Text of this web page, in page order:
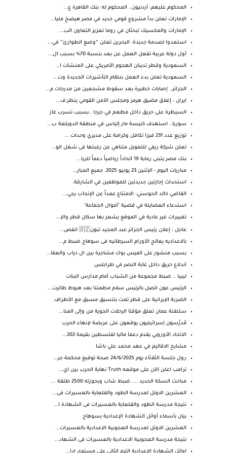
المحكوم عليهم: أردنيون.. المحكوم له: بنك القاهرة ع...
الإمارات تعلن بدأ مشروع قومي جديد في مصر هيضخ مليا...
الإمارات والمكسيك تبحثان في روما تعزيز التعاون الب...
استعدوا لصدمة جديدة: البحرين تعلن “وضع الطوارئ” في...
أول دولة عربية تفعل العمل عن بعد بنسبة 70% بسبب ال...
السعودية وقطر تدينان الهجوم الأمريكي على المنشآت ا...
السعودية تعلن بدء العمل بنظام التأشيرات الجديدة وت...
الجزائر.. إصابات خطيرة بعد سقوط مشجعين من مدرجات م...
ايران : إغلاق مضيق هرمز ومجلس الأمن القومي ينظر ف...
السيطرة على حريق داخل مطعم في جرجا ..بسبب تسرب غاز
سوريا.. استهدف كنيسة مار إلياس في منطقة الدويلعة ب...
توزيع عدد 231 فيزا تكافل وكرامة على مديري وحدات ...
تعلن شركة ريفي للتمويل متناهي عن رغبتها فى شغل الو...
بنك مصر يتبنى رعاية 19 اتحاداً رياضياً دعماً للريا...
مباريات اليوم - الإثنين 23 يونيو 2025. جميع المبار...
استحداث إجازتين جديدتين للموظفين في الشارقة.
القاضي خالد الحوسني: الامتناع عمداً عن الإنجاب يجي...
استدعاء العضايلة في قضية "أموال الجماعة"
تغييرات غير عادية في الموقع يشعر بها سكان قطر والإ...
عاجل : إعلان رئيس الجزائر عبد المجيد تبون🇩🇿 انفص...
بالاعداديه يعالج الأورام السرطانيه فى سوهاج ضبط م...
بسبب منشور على الفيس بوك مشاجرة بين ال دياب والعقا...
اندلاع حريق داخل غابة النصر في طرابلس
ليبيا .. ضبط مجموعة من الشباب أمام مدارس البنات
الرئيس عون اتصل بالرئيس سلام مطمئنا بعد هبوط طائرت...
الضربة الإيرانية على قطر تمت بتنسيق مسبق مع الأطراف
سلطنة عمان تعلق مؤقتا الرحلات الجوية من وإلى المنا...
مُدرِّسون إسرائيليون يوقعون على عريضة لإنهاء الحرب
الاتحاد الأوروبي يقدم دعما ماليا لفلسطين بقيمة 202...
مشايخ الاقاليم في عهد محمد علي باشا
رول جلسة الثلاثاء يوم 24/6/2025 صحة توقيع محكمة جر...
ترامب اعلن الآن على موقعه Truth نهاية الحرب بين اي...
مباحث السكة الحديد .... ضبط شاب وبحوزته 2500 طلقة ...
العشرين الاوئل لمدرسة الطود والقلعاية بالعسيرات فى...
نتيجة مدرسة الطود والقلعاية بالعسيرات فى الشهادة ا...
بيان بأسماء أوائل الشهادة الإعدادية بسوهاج
العشرين الاوئل لمدرسة العجوبية الاعدادية بالعسيرات...
نتيجة مدرسة العجوبية الاعدادية بالعسيرات فى الشهاد...